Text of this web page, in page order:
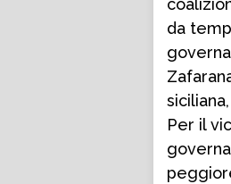
da
Per il